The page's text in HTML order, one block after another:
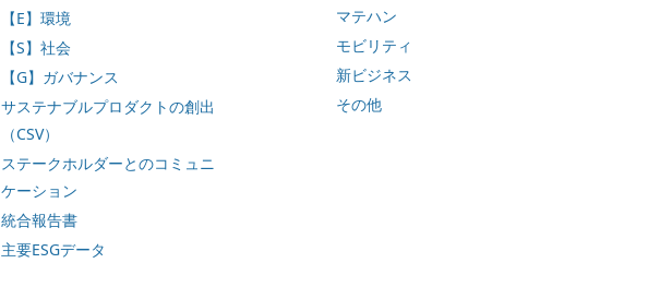
【E】環境
【S】社会
【G】ガバナンス
サステナブルプロダクトの創出
（CSV）
ステークホルダーとのコミュニ
ケーション
統合報告書
主要ESGデータ
マテハン
モビリティ
新ビジネス
その他